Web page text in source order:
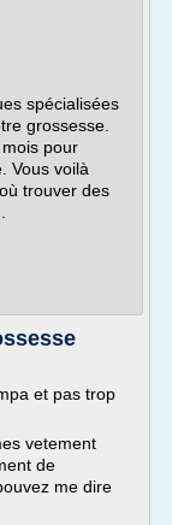
spécialisées
grossesse.
pour
Vous voilà
trouver des
et pas trop
vetement
de
me dire